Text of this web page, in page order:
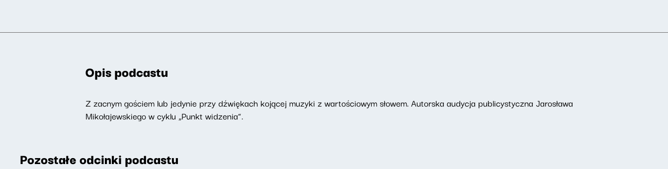
Opis podcastu
Z zacnym gościem lub jedynie przy dźwiękach kojącej muzyki z wartościowym słowem. Autorska audycja publicystyczna Jarosława
Mikołajewskiego w cyklu „Punkt widzenia”.
Pozostałe odcinki podcastu